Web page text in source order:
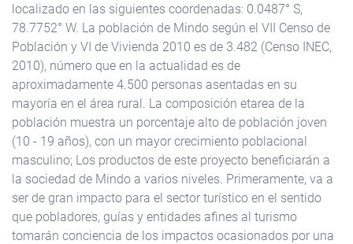
localizado en las siguientes coordenadas: 0.0487° S,
78.7752° W. La población de Mindo según el VII Censo de
Población y VI de Vivienda 2010 es de 3.482 (Censo INEC,
2010), número que en la actualidad es de
aproximadamente 4.500 personas asentadas en su
mayoría en el área rural. La composición etarea de la
población muestra un porcentaje alto de población joven
(10 - 19 años), con un mayor crecimiento poblacional
masculino; Los productos de este proyecto beneficiarán a
la sociedad de Mindo a varios niveles. Primeramente, va a
ser de gran impacto para el sector turístico en el sentido
que pobladores, guías y entidades afines al turismo
tomarán conciencia de los impactos ocasionados por una